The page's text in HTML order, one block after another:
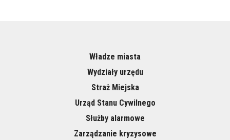
Władze miasta
Wydziały urzędu
Straż Miejska
Urząd Stanu Cywilnego
Służby alarmowe
Zarządzanie kryzysowe